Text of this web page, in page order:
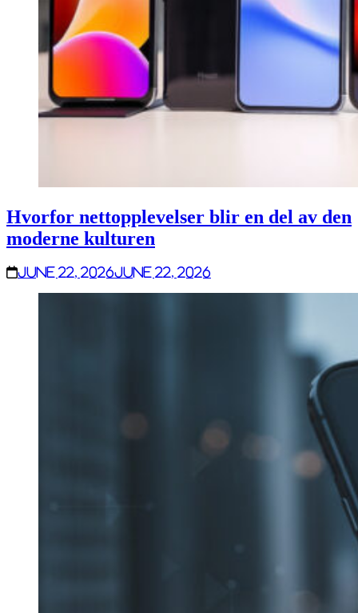
Hvorfor nettopplevelser blir en del av den
moderne kulturen
June 22, 2026June 22, 2026